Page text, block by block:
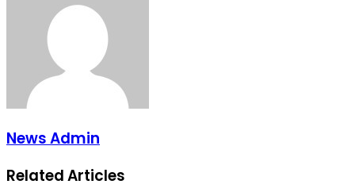
News Admin
Related Articles